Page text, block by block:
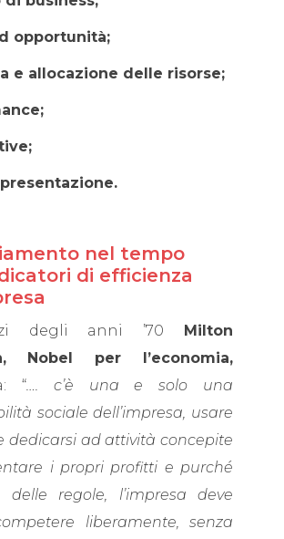
opportunità;
e allocazione delle risorse;
nel tempo
di efficienza
degli anni ’70 Milton
Nobel per l’economia,
“…. c’è una e solo una
sociale dell’impresa, usare
dedicarsi ad attività concepite
i propri profitti e purché
delle regole, l’impresa deve
liberamente, senza